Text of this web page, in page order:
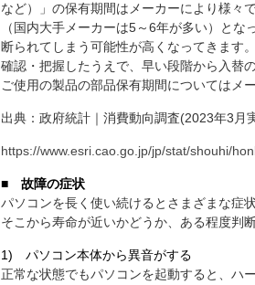
など）」の保有期間はメーカーにより様々
（国内大手メーカーは5～6年が多い）と
断られてしまう可能性が高くなってきます
確認・把握したうえで、早い段階から入替
ご使用の製品の部品保有期間についてはメ
出典：政府統計｜消費動向調査(2023年3月
https://www.esri.cao.go.jp/jp/stat/shouhi/
■ 故障の症状
パソコンを長く使い続けるとさまざまな症
そこから寿命が近いかどうか、ある程度判
1) パソコン本体から異音がする
正常な状態でもパソコンを起動すると、ハ